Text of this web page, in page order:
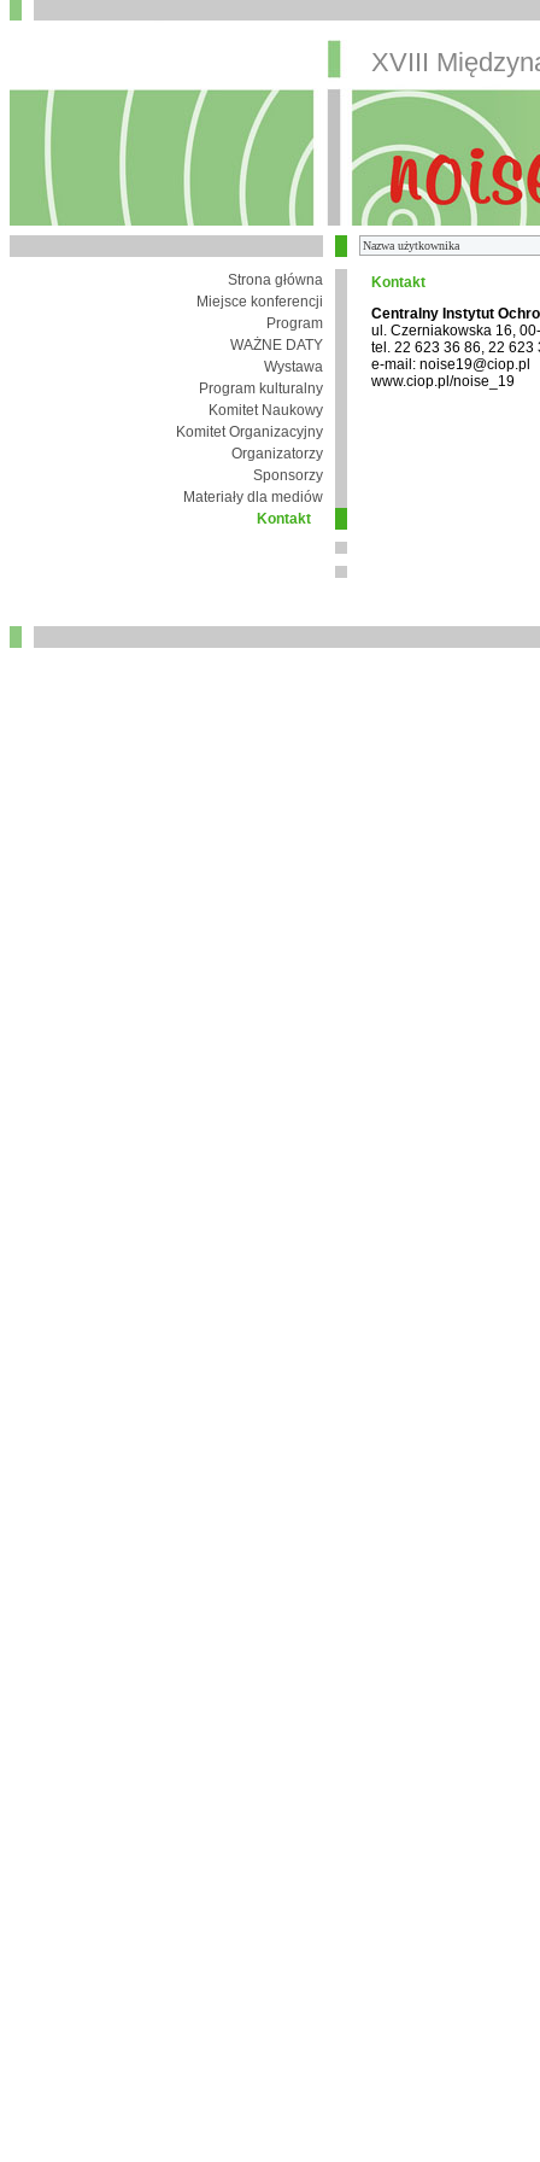
XVIII
Strona główna
Miejsce konferencji
Program
WAŻNE DATY
Wystawa
Program kulturalny
Komitet Naukowy
Komitet Organizacyjny
Organizatorzy
Sponsorzy
Materiały dla mediów
Kontakt
Kontakt
Centralny Instytut
ul. Czerniakowska 16,
tel. 22 623 36 86, 22 623
e-mail: noise19@ciop.pl
www.ciop.pl/noise_19